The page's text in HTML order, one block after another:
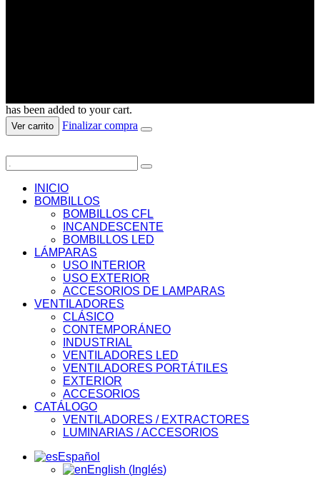
has been added to your cart.
Ver carrito Finalizar compra
INICIO
BOMBILLOS
BOMBILLOS CFL
INCANDESCENTE
BOMBILLOS LED
LÁMPARAS
USO INTERIOR
USO EXTERIOR
ACCESORIOS DE LAMPARAS
VENTILADORES
CLÁSICO
CONTEMPORÁNEO
INDUSTRIAL
VENTILADORES LED
VENTILADORES PORTÁTILES
EXTERIOR
ACCESORIOS
CATÁLOGO
VENTILADORES / EXTRACTORES
LUMINARIAS / ACCESORIOS
Español
English ( Inglés)